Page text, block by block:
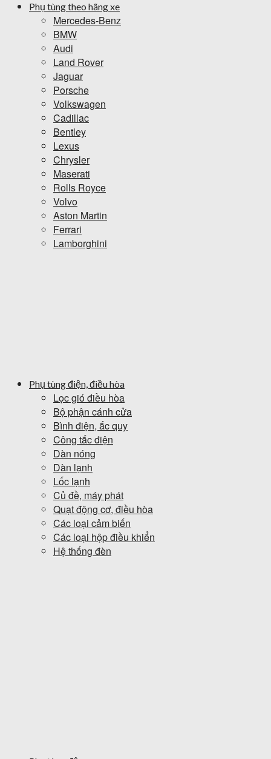
Phụ tùng theo hãng xe
Mercedes-Benz
BMW
Audi
Land Rover
Jaguar
Porsche
Volkswagen
Cadillac
Bentley
Lexus
Chrysler
Maserati
Rolls Royce
Volvo
Aston Martin
Ferrari
Lamborghini
Phụ tùng điện, điều hòa
Lọc gió điều hòa
Bộ phận cánh cửa
Bình điện, ắc quy
Công tắc điện
Dàn nóng
Dàn lạnh
Lốc lạnh
Củ đề, máy phát
Quạt động cơ, điều hòa
Các loại cảm biến
Các loại hộp điều khiển
Hệ thống đèn